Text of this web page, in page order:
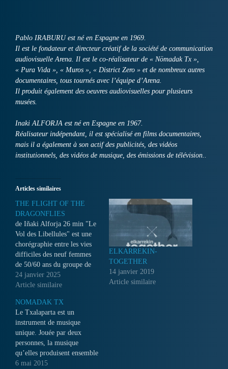
Pablo IRABURU est né en Espagne en 1969.
Il est le fondateur et directeur créatif de la société de communication
audiovisuelle Arena. Il est le co-réalisateur de « Nömadak Tx »,
« Pura Vida », « Muros », « District Zero » et de nombreux autres
documentaires, tous tournés avec l’équipe d’Arena.
Il produit également des oeuvres audiovisuelles pour plusieurs
musées.
Inaki ALFORJA est né en Espagne en 1967.
Réalisateur indépendant, il est spécialisé en films documentaires,
mais il a également à son actif des publicités, des vidéos
institutionnels, des vidéos de musique, des émissions de télévision..
Articles similaires
THE FLIGHT OF THE
DRAGONFLIES
de Iñaki Alforja 26 min "Le
Vol des Libellules" est une
chorégraphie entre les vies
difficiles des neuf femmes
de 50/60 ans du groupe de
natation artistique
Mariburruntzi. Des femmes
survivent grâce à l'empathie,
la solidarité et l'amitié. Iñaki
Alforja Fort de 35 ans
d'expérience dans le…
24 janvier 2025
Article similaire
ELKARREKIN-
TOGETHER
14 janvier 2019
Article similaire
NOMADAK TX
Le Txalaparta est un
instrument de musique
unique. Jouée par deux
personnes, la musique
qu’elles produisent ensemble
n’appartient à aucune d’elles
6 mai 2015